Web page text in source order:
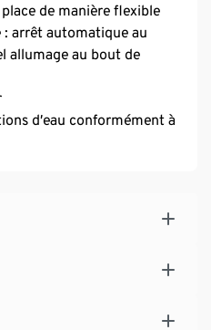
de manière flexible
arrêt automatique au
allumage au bout de
d’eau conformément à